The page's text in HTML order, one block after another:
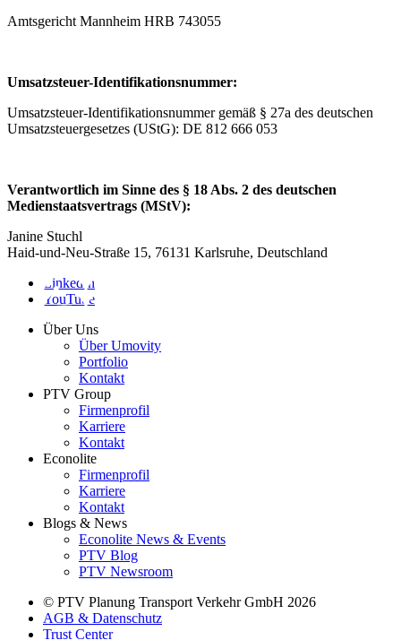
Amtsgericht Mannheim HRB 743055
Umsatzsteuer-Identifikationsnummer:
Umsatzsteuer-Identifikationsnummer gemäß § 27a des deutschen
Umsatzsteuergesetzes (UStG): DE 812 666 053
Verantwortlich im Sinne des § 18 Abs. 2 des deutschen
Medienstaatsvertrags (MStV):
Janine Stuchl
Haid-und-Neu-Straße 15, 76131 Karlsruhe, Deutschland
LinkedIn
YouTube
Über Uns
Über Umovity
Portfolio
Kontakt
PTV Group
Firmenprofil
Karriere
Kontakt
Econolite
Firmenprofil
Karriere
Kontakt
Blogs & News
Econolite News & Events
PTV Blog
PTV Newsroom
© PTV Planung Transport Verkehr GmbH 2026
AGB & Datenschutz
Trust Center